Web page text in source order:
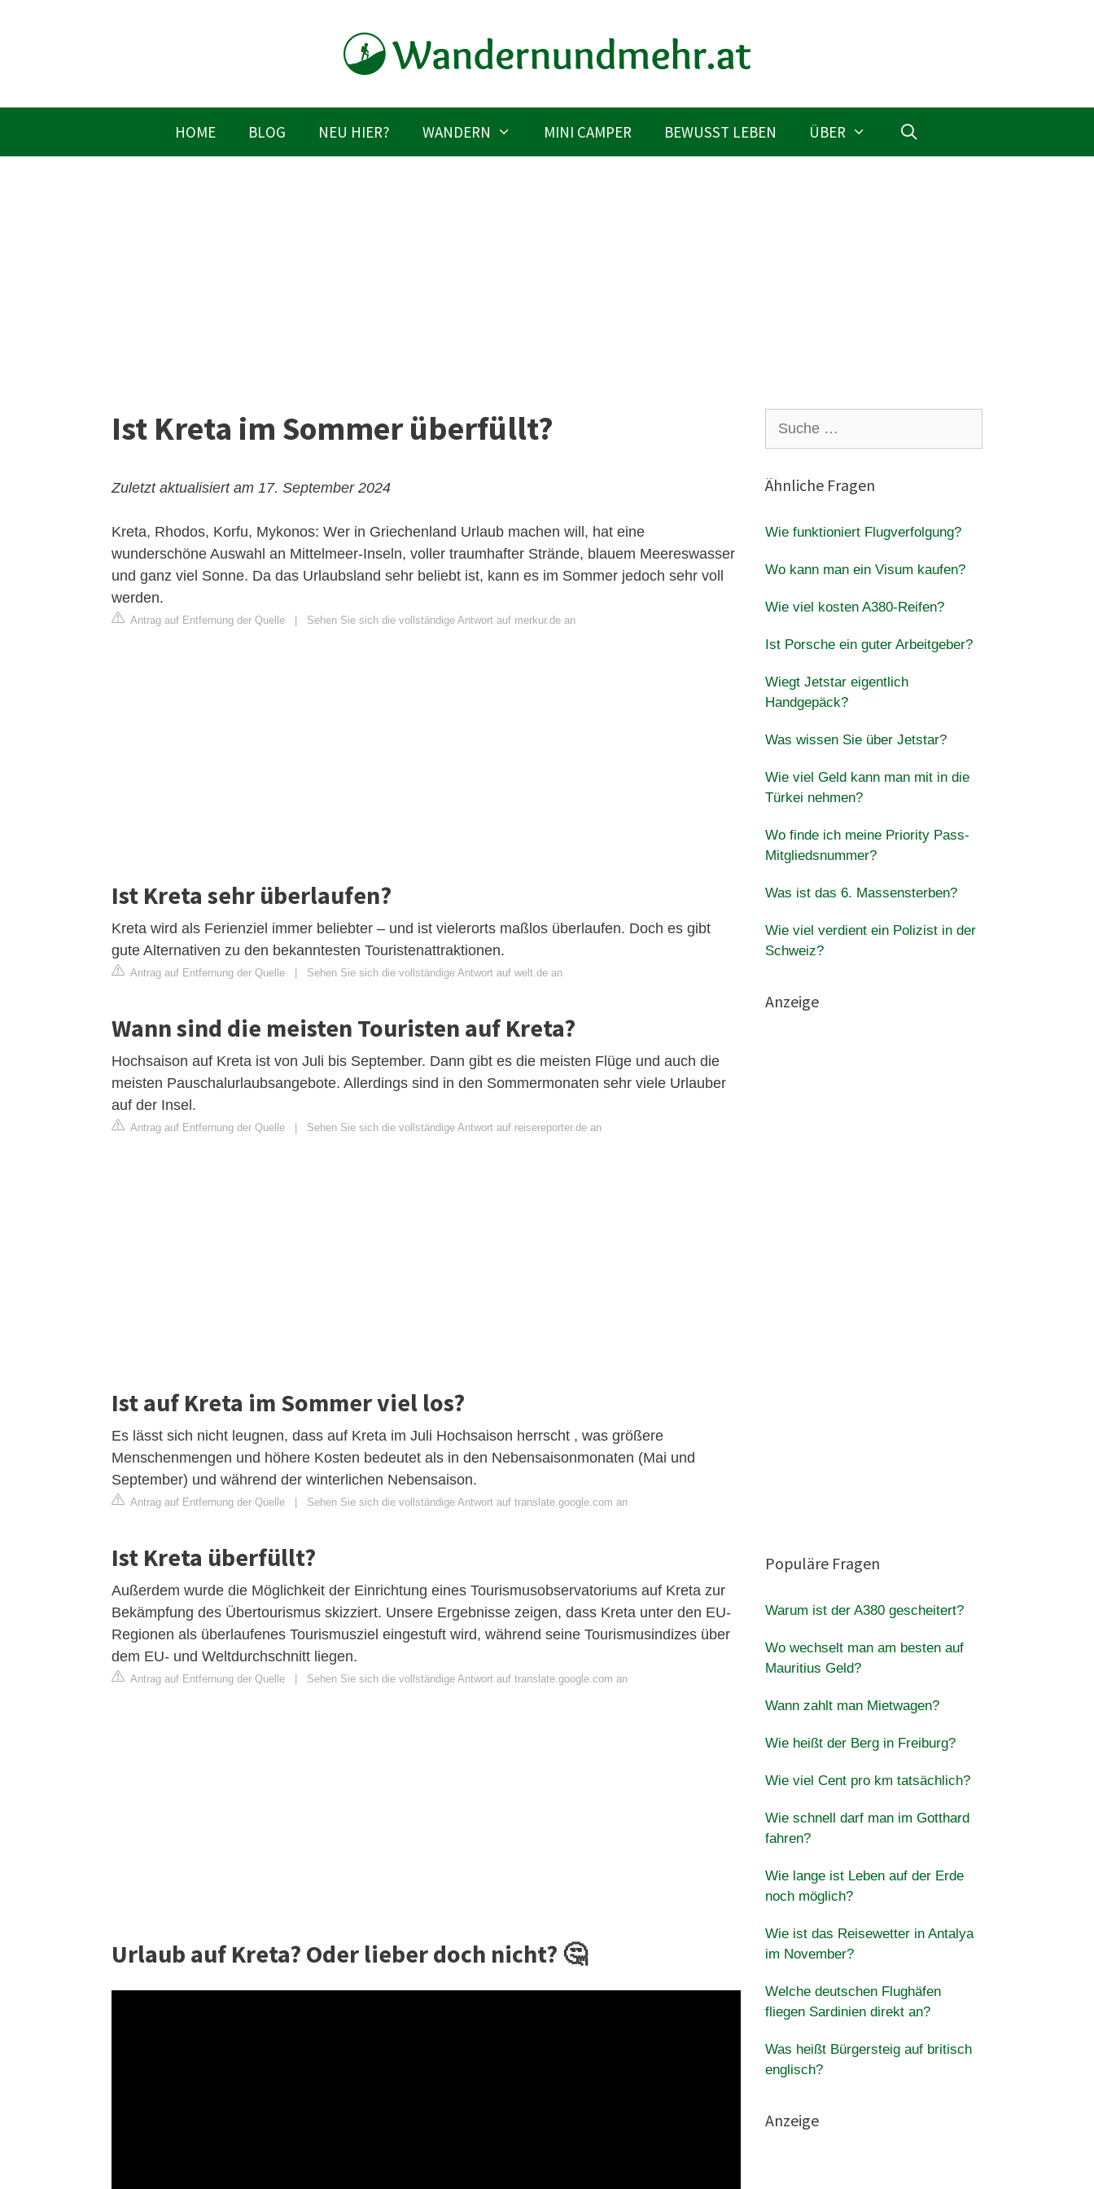
HOME BLOG NEU HIER? WANDERN MINI CAMPER BEWUSST LEBEN ÜBER
Ist Kreta im Sommer überfüllt?
Zuletzt aktualisiert am 17. September 2024
Kreta, Rhodos, Korfu, Mykonos: Wer in Griechenland Urlaub machen will, hat eine
wunderschöne Auswahl an Mittelmeer-Inseln, voller traumhafter Strände, blauem Meereswasser
und ganz viel Sonne. Da das Urlaubsland sehr beliebt ist, kann es im Sommer jedoch sehr voll
werden.
Antrag auf Entfernung der Quelle Sehen Sie sich die vollständige Antwort auf merkur.de an
Ist Kreta sehr überlaufen?
Kreta wird als Ferienziel immer beliebter – und ist vielerorts maßlos überlaufen. Doch es gibt
gute Alternativen zu den bekanntesten Touristenattraktionen.
Antrag auf Entfernung der Quelle Sehen Sie sich die vollständige Antwort auf welt.de an
Wann sind die meisten Touristen auf Kreta?
Hochsaison auf Kreta ist von Juli bis September. Dann gibt es die meisten Flüge und auch die
meisten Pauschalurlaubsangebote. Allerdings sind in den Sommermonaten sehr viele Urlauber
auf der Insel.
Antrag auf Entfernung der Quelle Sehen Sie sich die vollständige Antwort auf reisereporter.de an
Ist auf Kreta im Sommer viel los?
Es lässt sich nicht leugnen, dass auf Kreta im Juli Hochsaison herrscht , was größere
Menschenmengen und höhere Kosten bedeutet als in den Nebensaisonmonaten (Mai und
September) und während der winterlichen Nebensaison.
Antrag auf Entfernung der Quelle Sehen Sie sich die vollständige Antwort auf translate.google.com an
Ist Kreta überfüllt?
Außerdem wurde die Möglichkeit der Einrichtung eines Tourismusobservatoriums auf Kreta zur
Bekämpfung des Übertourismus skizziert. Unsere Ergebnisse zeigen, dass Kreta unter den EU-
Regionen als überlaufenes Tourismusziel eingestuft wird, während seine Tourismusindizes über
dem EU- und Weltdurchschnitt liegen.
Antrag auf Entfernung der Quelle Sehen Sie sich die vollständige Antwort auf translate.google.com an
Urlaub auf Kreta? Oder lieber doch nicht? 🤔
nach:
Ähnliche Fragen
Wie funktioniert Flugverfolgung?
Wo kann man ein Visum kaufen?
Wie viel kosten A380-Reifen?
Ist Porsche ein guter Arbeitgeber?
Wiegt Jetstar eigentlich
Handgepäck?
Was wissen Sie über Jetstar?
Wie viel Geld kann man mit in die
Türkei nehmen?
Wo finde ich meine Priority Pass-
Mitgliedsnummer?
Was ist das 6. Massensterben?
Wie viel verdient ein Polizist in der
Schweiz?
Anzeige
Populäre Fragen
Warum ist der A380 gescheitert?
Wo wechselt man am besten auf
Mauritius Geld?
Wann zahlt man Mietwagen?
Wie heißt der Berg in Freiburg?
Wie viel Cent pro km tatsächlich?
Wie schnell darf man im Gotthard
fahren?
Wie lange ist Leben auf der Erde
noch möglich?
Wie ist das Reisewetter in Antalya
im November?
Welche deutschen Flughäfen
fliegen Sardinien direkt an?
Was heißt Bürgersteig auf britisch
englisch?
Anzeige